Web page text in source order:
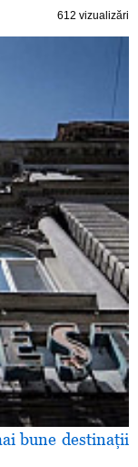
612 vizualizări
bune destinaţii